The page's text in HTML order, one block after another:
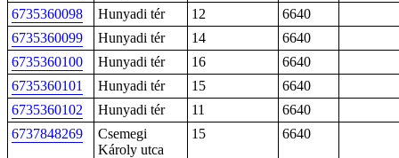
6735360098
Hunyadi tér 12
6640
6735360099
Hunyadi tér 14
6640
6735360100
Hunyadi tér 16
6640
6735360101
Hunyadi tér 15
6640
6735360102
Hunyadi tér 11
6640
6737848269
Csemegi
Károly utca
15 6640